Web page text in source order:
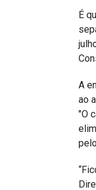
É
A
ao
"O